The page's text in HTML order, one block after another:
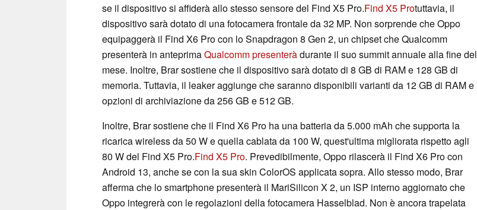
se il dispositivo si affiderà allo stesso sensore del Find X5 Pro.Find X5 Protuttavia, il
dispositivo sarà dotato di una fotocamera frontale da 32 MP. Non sorprende che Oppo
equipaggerà il Find X6 Pro con lo Snapdragon 8 Gen 2, un chipset che Qualcomm
presenterà in anteprimaQualcomm presenteràdurante il suo summit annuale alla fine del
mese. Inoltre, Brar sostiene che il dispositivo sarà dotato di 8 GB di RAM e 128 GB di
memoria. Tuttavia, il leaker aggiunge che saranno disponibili varianti da 12 GB di RAM e
opzioni di archiviazione da 256 GB e 512 GB.
Inoltre, Brar sostiene che il Find X6 Pro ha una batteria da 5.000 mAh che supporta la
ricarica wireless da 50 W e quella cablata da 100 W, quest'ultima migliorata rispetto agli
80 W del Find X5 Pro.Find X5 Pro. Prevedibilmente, Oppo rilascerà il Find X6 Pro con
Android 13, anche se con la sua skin ColorOS applicata sopra. Allo stesso modo, Brar
afferma che lo smartphone presenterà il MariSilicon X 2, un ISP interno aggiornato che
Oppo integrerà con le regolazioni della fotocamera Hasselblad. Non è ancora trapelata